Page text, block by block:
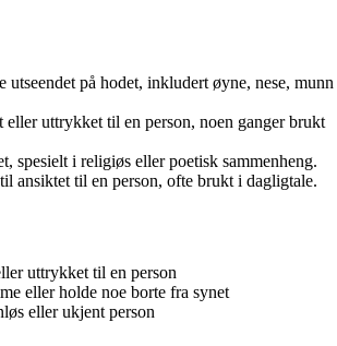
utseendet på hodet, inkludert øyne, nese, munn
eller uttrykket til en person, noen ganger brukt
spesielt i religiøs eller poetisk sammenheng.
ansiktet til en person, ofte brukt i dagligtale.
uttrykket til en person
eller holde noe borte fra synet
eller ukjent person